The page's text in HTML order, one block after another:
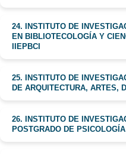
24. INSTITUTO DE
EN BIBLIOTECOLOGÍA Y
IIEPBCI
25. INSTITUTO DE
DE ARQUITECTURA, ARTES,
26. INSTITUTO DE
POSTGRADO DE